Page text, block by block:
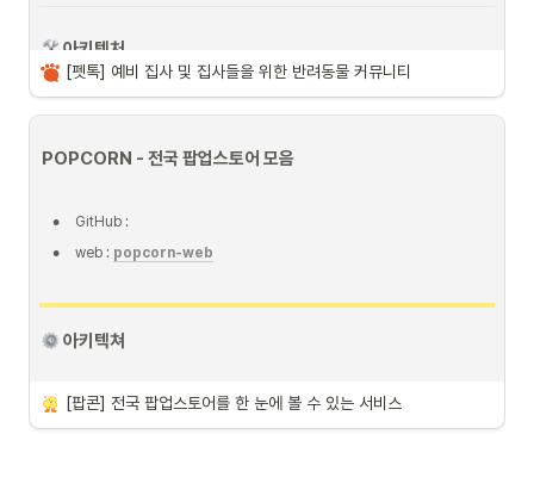
json-server, glitch
db.json 파일을 사용하면 데이터베이스
게 프로젝트를 공유하고, 팀원과 함께 작
• Team Notion:
아키텍처
트러블슈팅
[펫톡] 예비 집사 및 집사들을 위한 반려동물 커뮤니티
POPCORN - 전국 팝업스토어 모음
• GitHub :
• web : popcorn-web
아키텍쳐
[팝콘] 전국 팝업스토어를 한 눈에 볼 수 있는 서비스